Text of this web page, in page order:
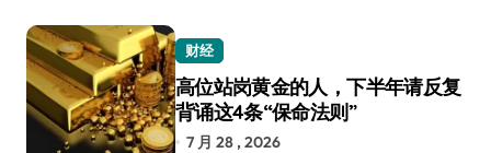
财经
高位站岗黄金的人，下半年请反复
背诵这4条“保命法则”
7 月 28 , 2026